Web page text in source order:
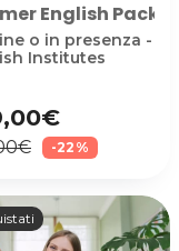
online
English Pack:
o in presenza -
Institutes
-22%